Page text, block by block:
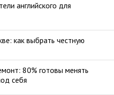
английского для
как выбрать честную
80% готовы менять
себя